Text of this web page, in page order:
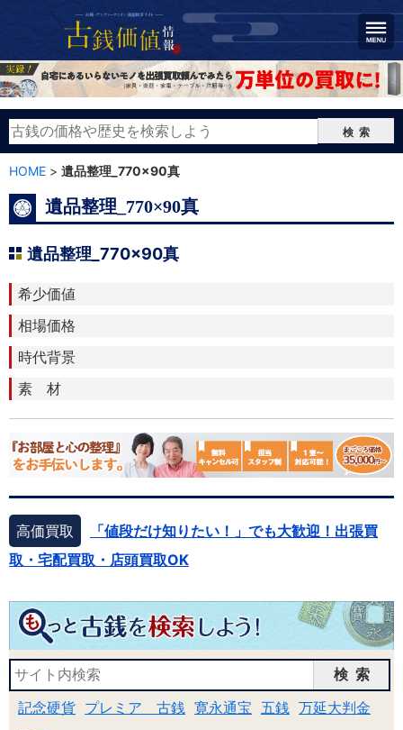
検索
HOME > 遺品整理_770×90真
遺品整理_770×90真
遺品整理_770×90真
希少価値
相場価格
時代背景
素 材
高価買取
「値段だけ知りたい！」でも大歓迎！出張買
取・宅配買取・店頭買取OK
検索
記念硬貨 プレミア 古銭 寛永通宝 五銭 万延大判金